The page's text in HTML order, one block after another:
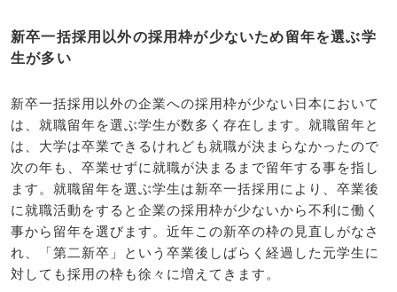
新卒一括採用以外の採用枠が少ないため留年を選ぶ学
生が多い
新卒一括採用以外の企業への採用枠が少ない日本において
は、就職留年を選ぶ学生が数多く存在します。就職留年と
は、大学は卒業できるけれども就職が決まらなかったので
次の年も、卒業せずに就職が決まるまで留年する事を指し
ます。就職留年を選ぶ学生は新卒一括採用により、卒業後
に就職活動をすると企業の採用枠が少ないから不利に働く
事から留年を選びます。近年この新卒の枠の見直しがなさ
れ、「第二新卒」という卒業後しばらく経過した元学生に
対しても採用の枠も徐々に増えてきます。